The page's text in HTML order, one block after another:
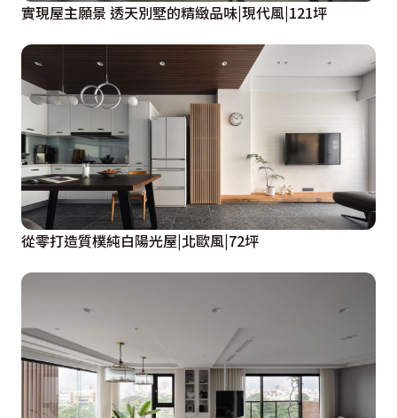
實現屋主願景 透天別墅的精緻品味|現代風|121坪
從零打造質樸純白陽光屋|北歐風|72坪